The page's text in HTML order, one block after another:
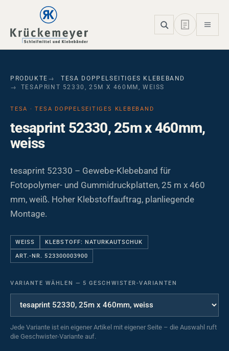
Skip to main navigation
Skip to main content
Skip to page footer
PRODUKTE
TESA DOPPELSEITIGES KLEBEBAND
TESAPRINT 52330, 25M X 460MM, WEISS
TESA · TESA DOPPELSEITIGES KLEBEBAND
tesaprint 52330, 25m x 460mm,
weiss
tesaprint 52330 – Gewebe-Klebeband für
Fotopolymer- und Gummidruckplatten, 25 m x 460
mm, weiß. Hoher Klebstoffauftrag, planliegende
Montage.
WEISS KLEBSTOFF: NATURKAUTSCHUK
ART.-NR. 523300003900
VARIANTE WÄHLEN — 5 GESCHWISTER-VARIANTEN
Jede Variante ist ein eigener Artikel mit eigener Seite – die Auswahl ruft
die Geschwister-Variante auf.